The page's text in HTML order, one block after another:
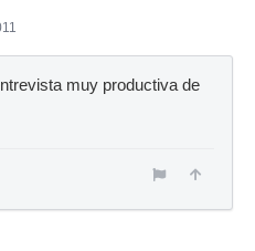
muy productiva de